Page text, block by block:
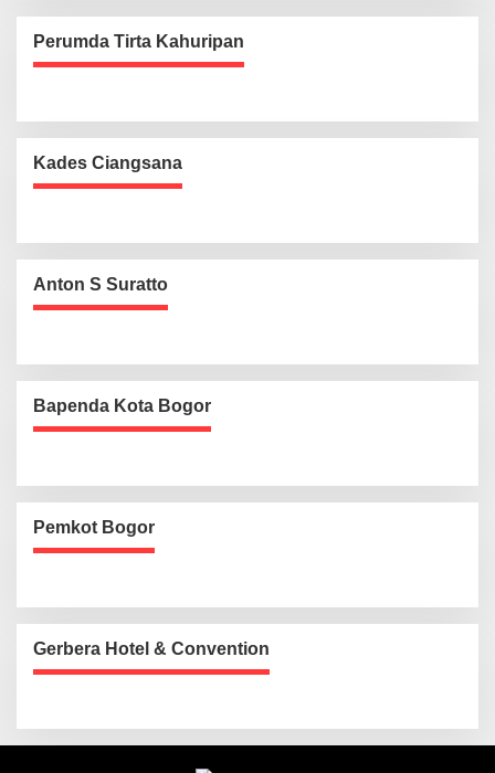
Perumda Tirta Kahuripan
Kades Ciangsana
Anton S Suratto
Bapenda Kota Bogor
Pemkot Bogor
Gerbera Hotel & Convention